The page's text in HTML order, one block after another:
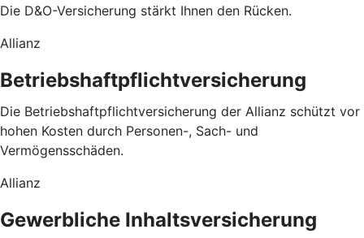
Die D&O-Versicherung stärkt Ihnen den Rücken.
Allianz
Betriebshaftpflichtversicherung
Die Betriebshaftpflichtversicherung der Allianz schützt vor
hohen Kosten durch Personen-, Sach- und
Vermögensschäden.
Allianz
Gewerbliche Inhaltsversicherung